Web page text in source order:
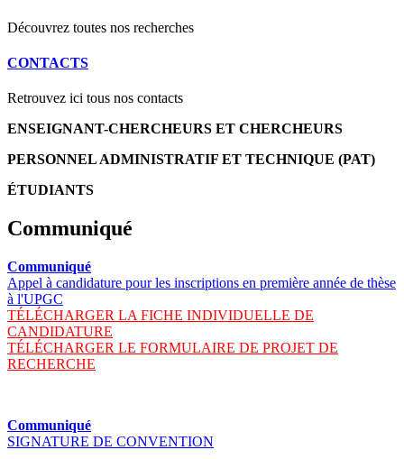
Découvrez toutes nos recherches
CONTACTS
Retrouvez ici tous nos contacts
ENSEIGNANT-CHERCHEURS ET CHERCHEURS
PERSONNEL ADMINISTRATIF ET TECHNIQUE (PAT)
ÉTUDIANTS
Communiqué
Communiqué
Appel à candidature pour les inscriptions en première année de thèse
à l'UPGC
TÉLÉCHARGER LA FICHE INDIVIDUELLE DE
CANDIDATURE
TÉLÉCHARGER LE FORMULAIRE DE PROJET DE
RECHERCHE
Communiqué
SIGNATURE DE CONVENTION